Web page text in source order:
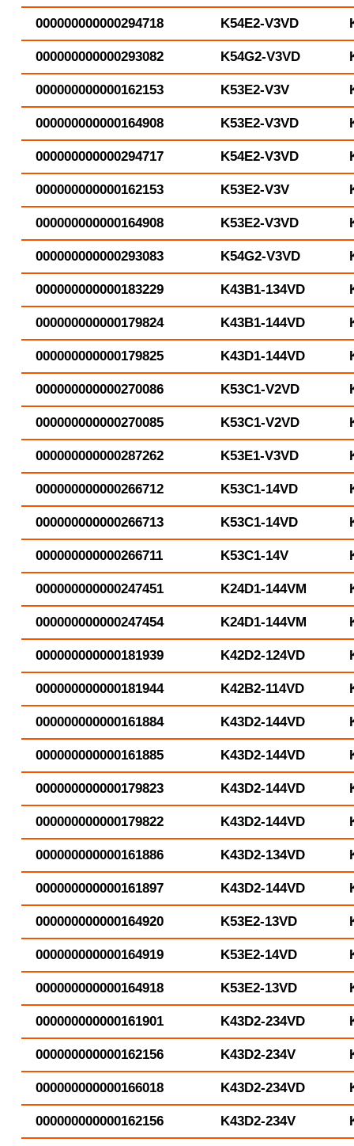
000000000000294718 K54E2-V3VD
000000000000293082 K54G2-V3VD
000000000000162153 K53E2-V3V
000000000000164908 K53E2-V3VD
000000000000294717 K54E2-V3VD
000000000000162153 K53E2-V3V
000000000000164908 K53E2-V3VD
000000000000293083 K54G2-V3VD
000000000000183229 K43B1-134VD
000000000000179824 K43B1-144VD
000000000000179825 K43D1-144VD
000000000000270086 K53C1-V2VD
000000000000270085 K53C1-V2VD
000000000000287262 K53E1-V3VD
000000000000266712 K53C1-14VD
000000000000266713 K53C1-14VD
000000000000266711 K53C1-14V
000000000000247451 K24D1-144VM
000000000000247454 K24D1-144VM
000000000000181939 K42D2-124VD
000000000000181944 K42B2-114VD
000000000000161884 K43D2-144VD
000000000000161885 K43D2-144VD
000000000000179823 K43D2-144VD
000000000000179822 K43D2-144VD
000000000000161886 K43D2-134VD
000000000000161897 K43D2-144VD
000000000000164920 K53E2-13VD
000000000000164919 K53E2-14VD
000000000000164918 K53E2-13VD
000000000000161901 K43D2-234VD
000000000000162156 K43D2-234V
000000000000166018 K43D2-234VD
000000000000162156 K43D2-234V